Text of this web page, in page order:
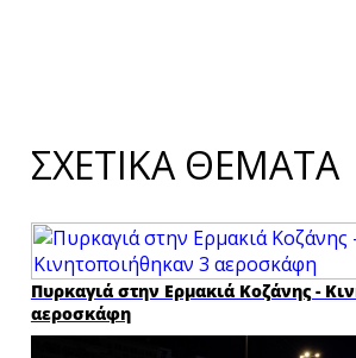
ΣΧΕΤΙΚΑ ΘΕΜΑΤΑ
Πυρκαγιά στην Ερμακιά Κοζάνης -
αεροσκάφη